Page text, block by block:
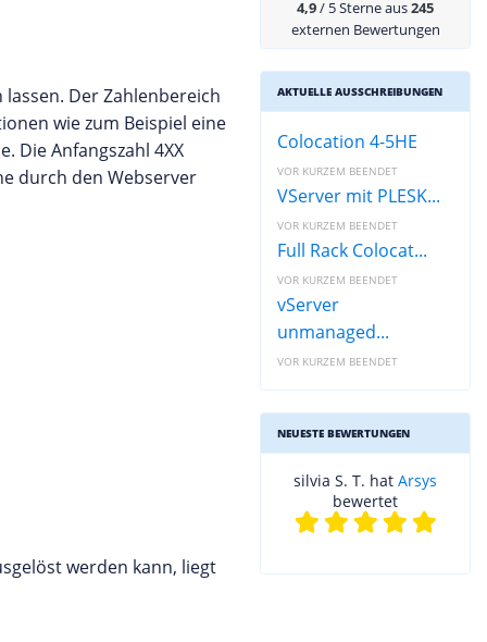
Der Zahlenbereich
wie zum Beispiel eine
Die Anfangszahl 4XX
durch den Webserver
werden kann, liegt
4,9/ 5 Sterne aus245
externen Bewertungen
AKTUELLE AUSSCHREIBUNGEN
Colocation 4-5HE
VOR KURZEM BEENDET
VServer mit PLESK...
VOR KURZEM BEENDET
Full Rack Colocat...
VOR KURZEM BEENDET
vServer
unmanaged...
VOR KURZEM BEENDET
NEUESTE BEWERTUNGEN
silvia S. T. hat Arsys
bewertet